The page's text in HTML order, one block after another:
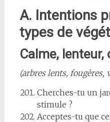
A. Intentions
types de
Calme,
(arbres lents, fougères,
Cherches-tu un
stimule ?
Acceptes-tu que